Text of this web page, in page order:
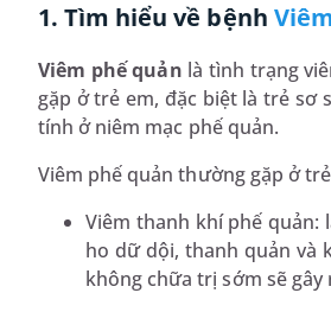
1. Tìm hiểu về bệnh
Viêm phế quản là tình trạng
gặp ở trẻ em, đặc biệt là trẻ sơ
tính ở niêm mạc phế quản.
Viêm phế quản thường gặp ở
Viêm thanh khí phế quản:
ho dữ dội, thanh quản và
không chữa trị sớm sẽ gây